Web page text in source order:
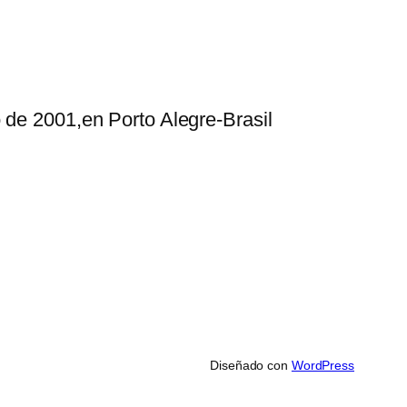
2001,en Porto Alegre-Brasil
Diseñado con WordPress